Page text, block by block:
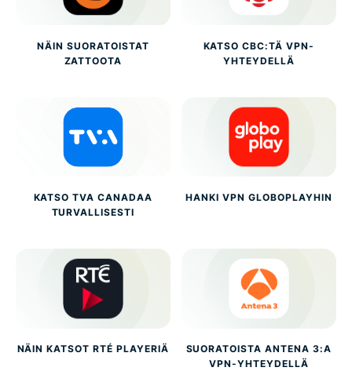
NÄIN SUORATOISTAT
ZATTOOTA
KATSO CBC:TÄ VPN-
YHTEYDELLÄ
KATSO TVA CANADAA
TURVALLISESTI
HANKI VPN GLOBOPLAYHIN
NÄIN KATSOT RTÉ PLAYERIÄ
SUORATOISTA ANTENA 3:A
VPN-YHTEYDELLÄ